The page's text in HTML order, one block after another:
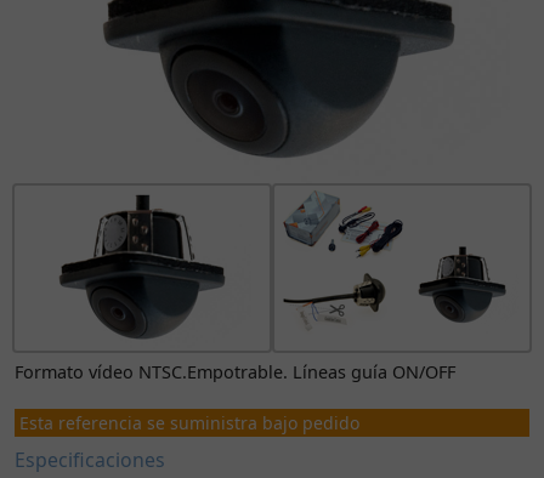
Formato vídeo NTSC.Empotrable. Líneas guía ON/OFF
Esta referencia se suministra bajo pedido
Especificaciones